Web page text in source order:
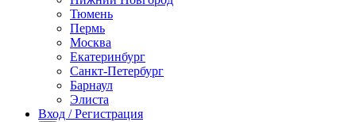
Тюмень
Пермь
Москва
Екатеринбург
Санкт-Петербург
Барнаул
Элиста
Вход / Регистрация